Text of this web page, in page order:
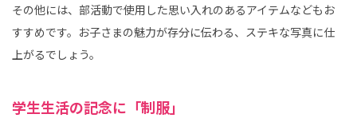
その他には、部活動で使用した思い入れのあるアイテムなどもお
すすめです。お子さまの魅力が存分に伝わる、ステキな写真に仕
上がるでしょう。
学生生活の記念に「制服」